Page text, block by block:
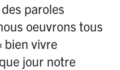
paroles
oeuvrons tous
bien vivre
jour notre